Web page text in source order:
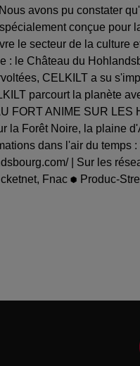
avons pu constater
conçue
le secteur de la
le Château du
CELKILT a su
parcourt la planète
FORT ANIME SUR
la Forêt Noire, la plaine
dans l'air du
| Sur les
Fnac ⬢ Produc-